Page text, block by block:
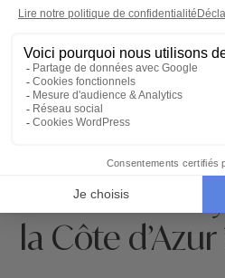
Pourquoi
Cercle des
la Côte d’Azur